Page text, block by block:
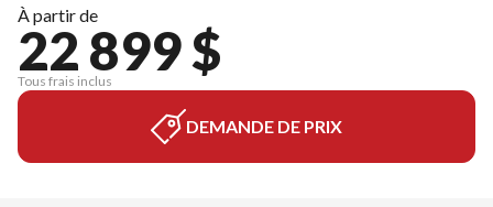
À partir de
22 899 $
Tous frais inclus
DEMANDE DE PRIX